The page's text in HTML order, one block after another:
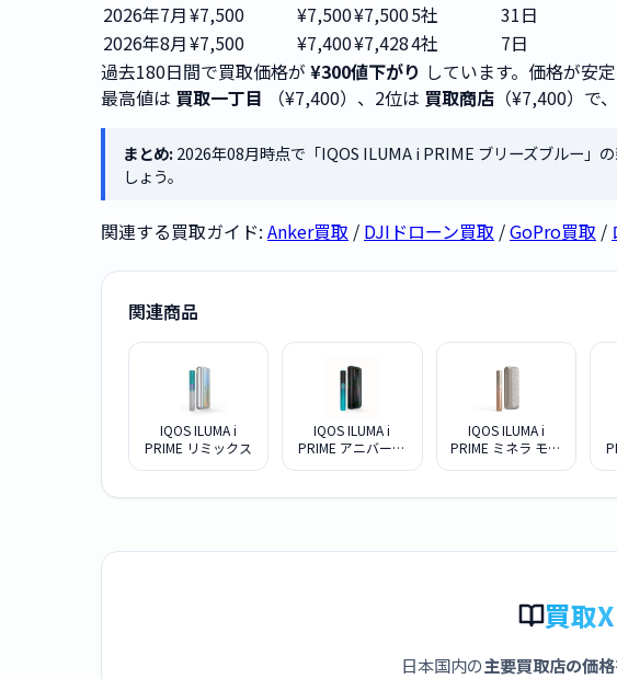
2026年7月¥7,500 ¥7,500¥7,5005社
31日
2026年8月¥7,500 ¥7,400¥7,4284社
7日
過去180日間で買取価格が ¥300値下がり しています。価格が安
最高値は 買取一丁目 （¥7,400）、2位は 買取商店 （¥7,400）で
まとめ:2026年08月時点で「IQOS ILUMA i PRIME ブリーズブルー」
しょう。
関連する買取ガイド: Anker買取 / DJIドローン買取 /GoPro買取 /
関連商品
IQOS ILUMA i
PRIME リミックス
IQOS ILUMA i
PRIME アニバーサ
IQOS ILUMA i
PRIME ミネラ モデ
買取X
日本国内の主要買取店の価